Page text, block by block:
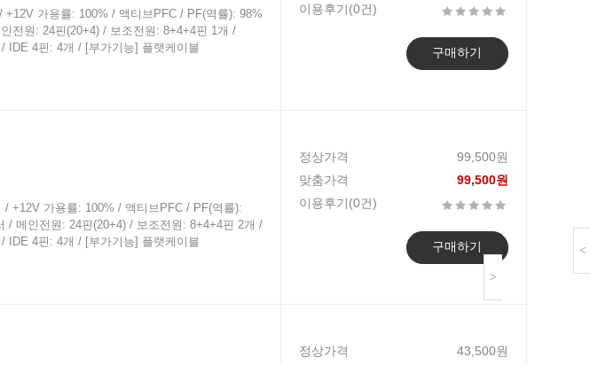
가용률: 100% / 액티브PFC / PF(역률): 98%
전원: 24핀(20+4) / 보조전원: 8+4+4핀 1개 /
IDE 4핀: 4개 / [부가기능] 플랫케이블
이용후기(0건)
구매하기
+12V 가용률: 100% / 액티브PFC / PF(역률):
메인전원: 24핀(20+4) / 보조전원: 8+4+4핀 2개 /
IDE 4핀: 4개 / [부가기능] 플랫케이블
정상가격
99,500원
맞춤가격
99,500원
이용후기(0건)
구매하기
정상가격
43,500원
<
>